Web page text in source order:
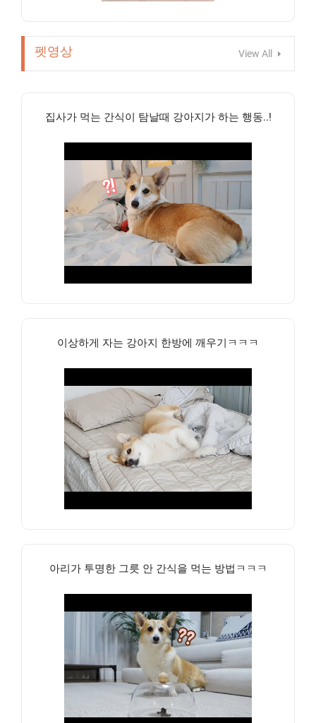
펫영상 View All
집사가 먹는 간식이 탐날때 강아지가 하는 행동..!
이상하게 자는 강아지 한방에 깨우기ㅋㅋㅋ
아리가 투명한 그릇 안 간식을 먹는 방법ㅋㅋㅋ